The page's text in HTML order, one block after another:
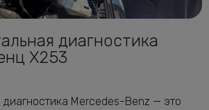
диагностика
X253
диагностика Mercedes-Benz — это